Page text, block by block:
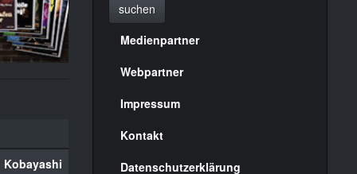
Kobayashi
suchen
Menülinks
rechte
Seite
Medienpartner
Webpartner
Impressum
Kontakt
Datenschutzerklärung